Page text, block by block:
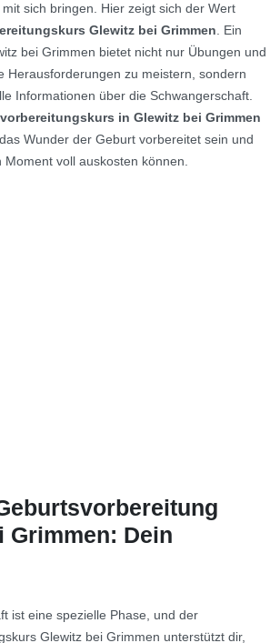
sich bringen. Hier zeigt sich der Wert
Glewitz bei Grimmen. Ein
bei Grimmen bietet nicht nur Übungen und
Herausforderungen zu meistern, sondern
Informationen über die Schwangerschaft.
in Glewitz bei Grimmen
Wunder der Geburt vorbereitet sein und
Moment voll auskosten können.
Grimmen: Dein
ist eine spezielle Phase, und der
Glewitz bei Grimmen unterstützt dir,